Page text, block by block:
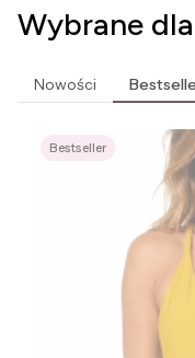
Wybrane
Nowości
Bestseller